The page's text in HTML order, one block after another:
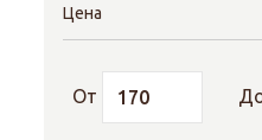
Цена
От